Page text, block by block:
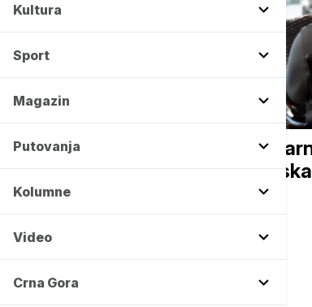
Kultura
Sport
Magazin
Putovanja
Kolumne
Video
Crna Gora
DRUŠTVO
Sezonski poslovi sve
najveći problem zbog